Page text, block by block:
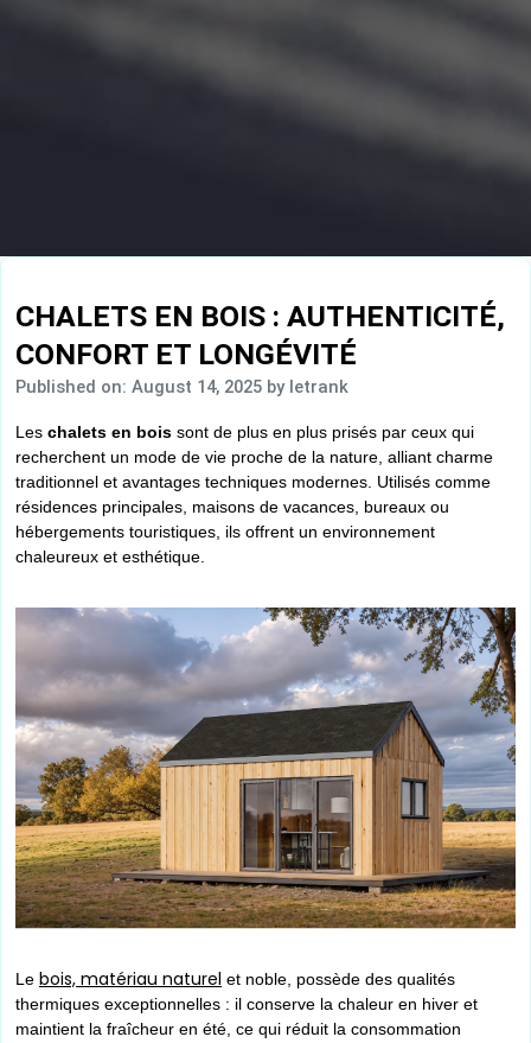
CHALETS EN BOIS : AUTHENTICITÉ,
CONFORT ET LONGÉVITÉ
Published on: August 14, 2025 by letrank
Les chalets en bois sont de plus en plus prisés par ceux qui
recherchent un mode de vie proche de la nature, alliant charme
traditionnel et avantages techniques modernes. Utilisés comme
résidences principales, maisons de vacances, bureaux ou
hébergements touristiques, ils offrent un environnement
chaleureux et esthétique.
Le bois, matériau naturel et noble, possède des qualités
thermiques exceptionnelles : il conserve la chaleur en hiver et
maintient la fraîcheur en été, ce qui réduit la consommation